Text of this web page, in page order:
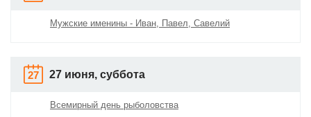
Мужские именины - Иван, Павел, Савелий
27 27 июня, суббота
Всемирный день рыболовства